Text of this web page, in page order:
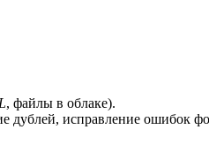
, файлы в облаке).
дублей, исправление ошибок